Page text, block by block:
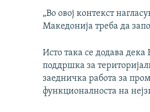
„Во овој контекст
Македонија треба да
Исто така се додава
поддршка за
заедничка работа за
функционалноста на